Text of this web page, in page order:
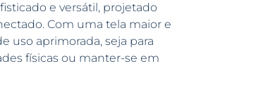
e versátil, projetado
Com uma tela maior e
uso aprimorada, seja para
físicas ou manter-se em